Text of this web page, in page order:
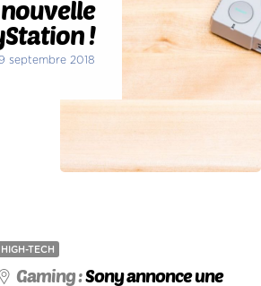
nouvelle
!
septembre 2018
HIGH-TECH
Gaming :Sony annonce une